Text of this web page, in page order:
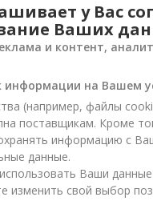
1 732 грн
у Вас
Ваших
и контент,
информации на Вашем
(например, файлы
поставщикам. Кроме
информацию с
данные.
Ваши
изменить свой выбор